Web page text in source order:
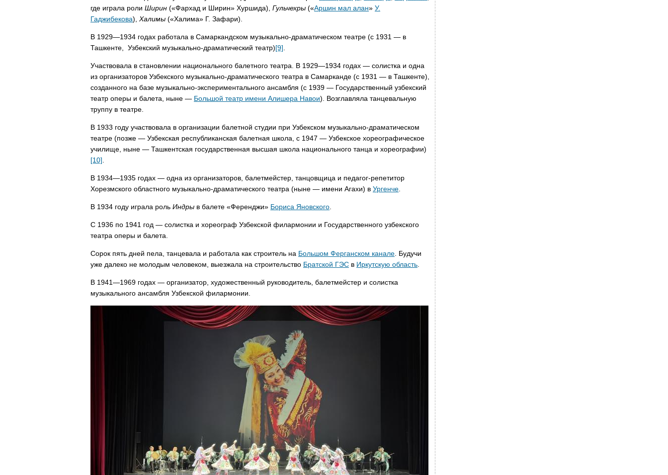
где играла роли Ширин («Фархад и Ширин» Хуршида), Гульчехры («Аршин мал алан» У.
Гаджибекова), Халимы («Халима» Г. Зафари).
В 1929—1934 годах работала в Самаркандском музыкально-драматическом театре (с 1931 — в
Ташкенте, Узбекский музыкально-драматический театр)[9]
Участвовала в становлении национального балетного театра. В 1929—1934 годах — солистка и одна
из организаторов Узбекского музыкально-драматического театра в Самарканде (с 1931 — в Ташкенте),
созданного на базе музыкально-экспериментального ансамбля (с 1939 — Государственный узбекский
театр оперы и балета, ныне — Большой театр имени Алишера Навои). Возглавляла танцевальную
труппу в театре.
В 1933 году участвовала в организации балетной студии при Узбекском музыкально-драматическом
театре (позже — Узбекская республиканская балетная школа, с 1947 — Узбекское хореографическое
училище, ныне — Ташкентская государственная высшая школа национального танца и хореографии)
[10]
В 1934—1935 годах — одна из организаторов, балетмейстер, танцовщица и педагог-репетитор
Хорезмского областного музыкально-драматического театра (ныне — имени Агахи) в Ургенче
В 1934 году играла роль Индры в балете «Ференджи» Бориса Яновского
С 1936 по 1941 год — солистка и хореограф Узбекской филармонии и Государственного узбекского
театра оперы и балета.
Сорок пять дней пела, танцевала и работала как строитель на Большом Ферганском канале . Будучи
уже далеко не молодым человеком, выезжала на строительство Братской ГЭС в Иркутскую область
В 1941—1969 годах — организатор, художественный руководитель, балетмейстер и солистка
музыкального ансамбля Узбекской филармонии.